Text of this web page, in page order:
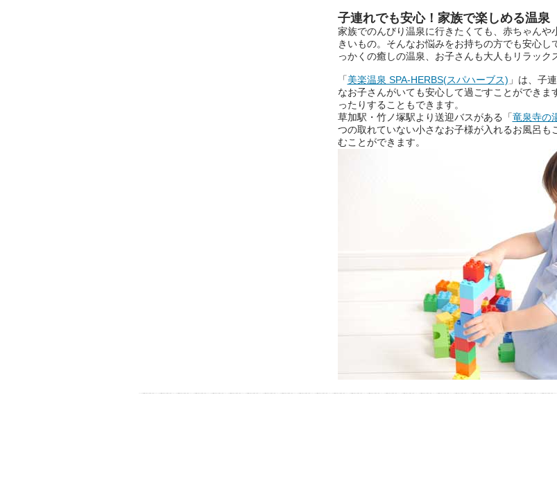
子連れでも安心！家族で楽しめる温泉
家族でのんびり温泉に行きたくても、赤ちゃん
きいもの。そんなお悩みをお持ちの方でも安心
っかくの癒しの温泉、お子さんも大人もリラック
「美楽温泉 SPA-HERBS(スパハーブス) 」は、子
なお子さんがいても安心して過ごすことができ
ったりすることもできます。
草加駅・竹ノ塚駅より送迎バスがある「竜泉寺の
つの取れていない小さなお子様が入れるお風呂
むことができます。